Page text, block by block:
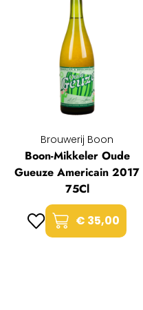
Brouwerij Boon
Boon-Mikkeler Oude
Gueuze Americain 2017
75Cl
€ 35,00